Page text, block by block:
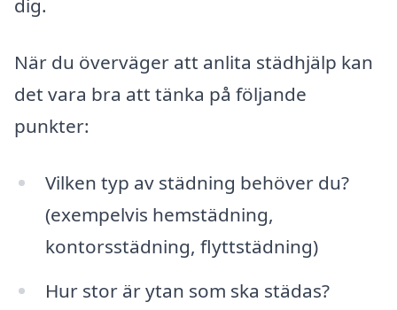
dig.
När du överväger att anlita städhjälp kan
det vara bra att tänka på följande
punkter:
Vilken typ av städning behöver du?
(exempelvis hemstädning,
kontorsstädning, flyttstädning)
Hur stor är ytan som ska städas?